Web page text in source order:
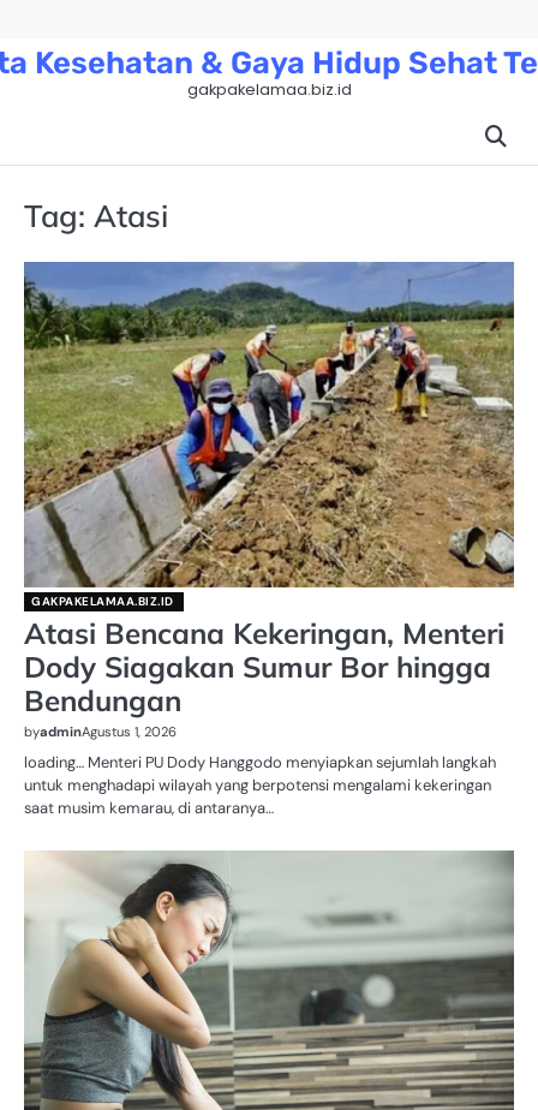
content
Kesehatan & Gaya Hidup Sehat
gakpakelamaa.biz.id
Tag: Atasi
GAKPAKELAMAA.BIZ.ID
Atasi Bencana Kekeringan, Menteri
Dody Siagakan Sumur Bor hingga
Bendungan
byadminAgustus 1, 2026
loading… Menteri PU Dody Hanggodo menyiapkan sejumlah langkah
untuk menghadapi wilayah yang berpotensi mengalami kekeringan
saat musim kemarau, di antaranya…